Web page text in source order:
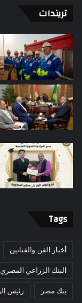
تريندات
Tags
أخبار الفن والفنانين
البنك الزراعي المصري
بنك مصر رئيس